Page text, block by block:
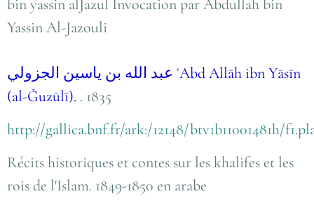
bin yassin alJazul Invocation par Abdullah bin
Yassin Al-Jazouli
عبد الله بن ياسين الجزولي ʿAbd Allāh ibn Yāsīn
(al-Ǧuzūlī). . 1835
http://gallica.bnf.fr/ark:/12148/btv1b11001481h/
Récits historiques et contes sur les khalifes et les
rois de l'Islam. 1849-1850 en arabe